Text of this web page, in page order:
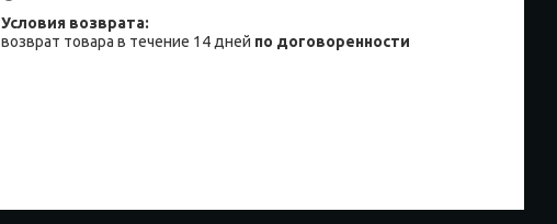
возврат товара в течение 14 дней по договоренности